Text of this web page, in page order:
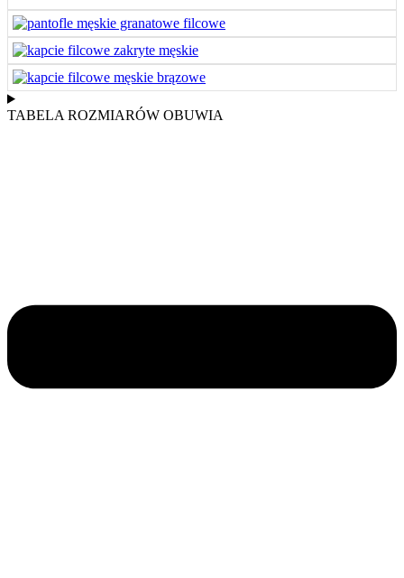
TABELA ROZMIARÓW OBUWIA